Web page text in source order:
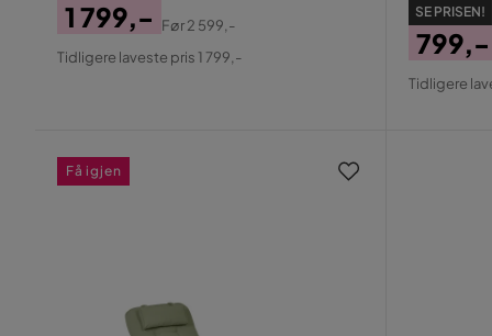
Pris
1 799,-
Original
Før2 599,-
Tidligere laveste pris 1 799,-
SE PRISEN!
Pris
799,-
Tidligere
Få igjen